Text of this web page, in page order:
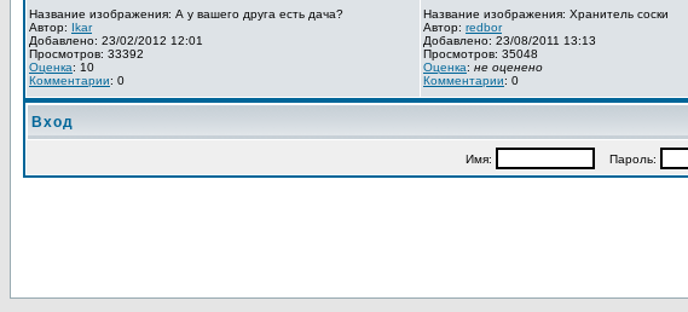
Название изображения: А у вашего друга есть дача?
Автор: Ikar
Добавлено: 23/02/2012 12:01
Просмотров: 33392
Оценка: 10
Комментарии: 0
Название изображения: Хранитель соски
Автор: redbor
Добавлено: 23/08/2011 13:13
Просмотров: 35048
Оценка: не оценено
Комментарии: 0
Вход
Имя: Пароль: